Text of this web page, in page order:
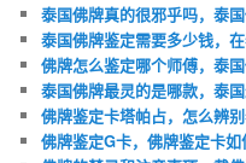
泰国佛牌真的很邪乎吗，泰
泰国佛牌鉴定需要多少钱，
佛牌怎么鉴定哪个师傅，泰
泰国佛牌最灵的是哪款，泰
佛牌鉴定卡塔帕占，怎么辨
佛牌鉴定G卡，佛牌鉴定卡